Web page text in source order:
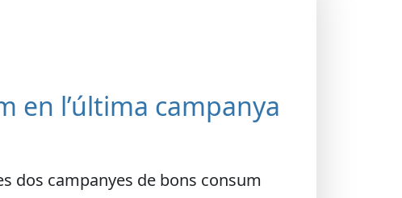
en l’última campanya
dos campanyes de bons consum